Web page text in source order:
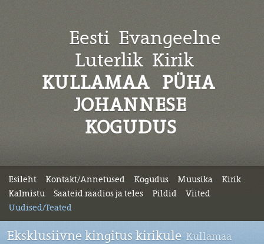
Eesti Evangeelne
Luterlik Kirik
KULLAMAA PÜHA
JOHANNESE
KOGUDUS
Esileht Kontakt/Annetused Kogudus Muusika
Kirik
Kalmistu
Saateid raadios ja teles Pildid
Viited
Uudised/Teated
Eksklusiivne kingitus kirikule Kullamaa